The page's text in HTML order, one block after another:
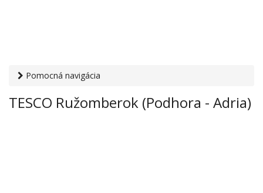
Pomocná navigácia
supermarkety › TESCO Ružomberok (Podhora - Adria)
TESCO Ružomberok (Podhora - Adria)